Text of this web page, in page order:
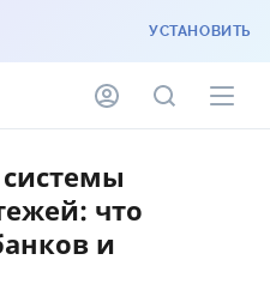
УСТАНОВИТЬ
что
и